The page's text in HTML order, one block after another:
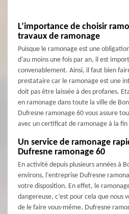
L’importance de choisir
travaux de ramonage
Puisque le ramonage est une
d’au moins une fois par an, il est
convenablement. Ainsi, il faut bien
prestataire car le ramonage est une
doit pas être laissée à des profanes.
en ramonage dans toute la ville de
Dufresne ramonage 60 vous assure
avec un certificat de ramonage à la
Un service de ramonage
Dufresne ramonage 60
En activité depuis plusieurs années à
environs, l’entreprise Dufresne
votre disposition. En effet, le
dangereuse, c’est pour cela que nous
de le faire vous-même. Dufresne